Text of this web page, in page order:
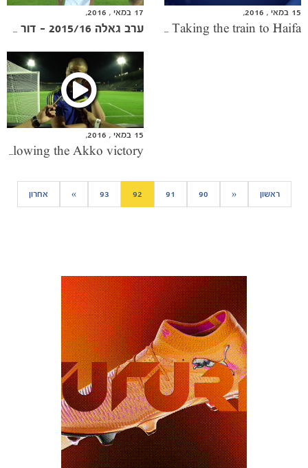
כרטיסים
17 במאי , 2016,
ערב גאלה 2015/16 - דור העתיד
15 במאי , 2016,
The Lockerroom: Taking the train to Haifa
15 במאי , 2016,
Rajikovic following the Akko victory
ראשון «
90
91
92
93
» אחרון